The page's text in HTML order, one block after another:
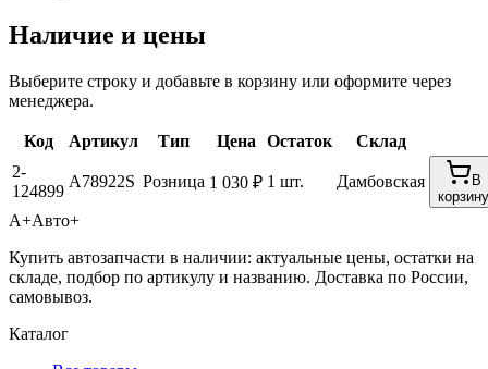
Наличие и цены
Выберите строку и добавьте в корзину или оформите через
менеджера.
Код Артикул Тип Цена Остаток
Склад
2-
124899
A78922S Розница 1 030 ₽ 1 шт. Дамбовская
В
корзину
А+Авто+
Купить автозапчасти в наличии: актуальные цены, остатки на
складе, подбор по артикулу и названию. Доставка по России,
самовывоз.
Каталог